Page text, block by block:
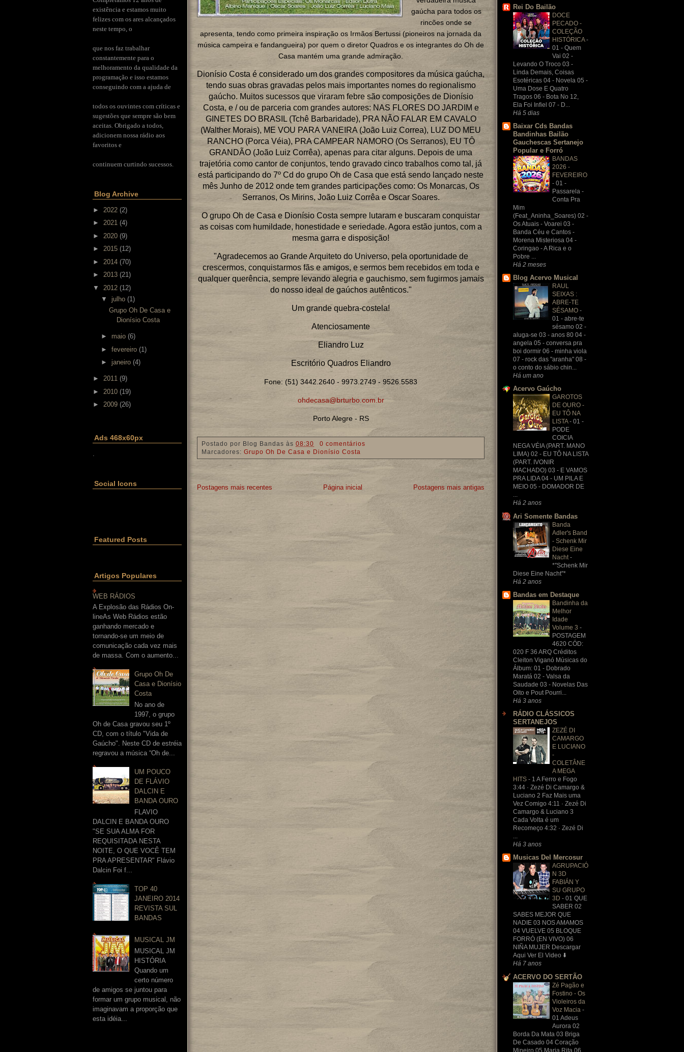
existência e estamos muito
felizes com os ares alcançados
neste tempo, o
que nos faz trabalhar
constantemente para o
melhoramento da qualidade da
programação e isso estamos
conseguindo com a ajuda de
todos os ouvintes com críticas e
sugestões que sempre são bem
aceitas. Obrigado a todos,
adicionem nossa rádio aos
favoritos e
continuem curtindo sucessos.
Blog Archive
► 2022 (2)
► 2021 (4)
► 2020 (9)
► 2015 (12)
► 2014 (70)
► 2013 (21)
▼ 2012 (12)
▼ julho (1)
Grupo Oh De Casa e
Dionísio Costa
► maio (6)
► fevereiro (1)
► janeiro (4)
► 2011 (9)
► 2010 (19)
► 2009 (26)
Ads 468x60px
Social Icons
Featured Posts
Artigos Populares
WEB RÁDIOS
A Explosão das Rádios On-
lineAs Web Rádios estão
ganhando mercado e
tornando-se um meio de
comunicação cada vez mais
de massa. Com o aumento...
Grupo Oh De
Casa e Dionísio
Costa
No ano de
1997, o grupo
Oh de Casa gravou seu 1º
CD, com o título "Vida de
Gaúcho". Neste CD de estréia
regravou a música “Oh de...
UM POUCO
DE FLÁVIO
DALCIN E
BANDA OURO
FLAVIO
DALCIN E BANDA OURO
"SE SUA ALMA FOR
REQUISITADA NESTA
NOITE, O QUE VOCÊ TEM
PRA APRESENTAR" Flávio
Dalcin Foi f...
TOP 40
JANEIRO 2014
REVISTA SUL
BANDAS
MUSICAL JM
MUSICAL JM
HISTÓRIA
Quando um
certo número
de amigos se juntou para
formar um grupo musical, não
imaginavam a proporção que
esta idéia...
gaúcha para todos os
rincões onde se
apresenta, tendo como primeira inspiração os Irmãos Bertussi (pioneiros na jornada da
música campeira e fandangueira) por quem o diretor Quadros e os integrantes do Oh de
Casa mantém uma grande admiração.
Dionísio Costa é considerado um dos grandes compositores da música gaúcha,
tendo suas obras gravadas pelos mais importantes nomes do regionalismo
gaúcho. Muitos sucessos que viraram febre são composições de Dionísio
Costa, e / ou de parceria com grandes autores: NAS FLORES DO JARDIM e
GINETES DO BRASIL (Tchê Barbaridade), PRA NÃO FALAR EM CAVALO
(Walther Morais), ME VOU PARA VANEIRA (João Luiz Correa), LUZ DO MEU
RANCHO (Porca Véia), PRA CAMPEAR NAMORO (Os Serranos), EU TÔ
GRANDÃO (João Luiz Corrêa), apenas para citar alguns. Depois de uma
trajetória como cantor de conjuntos, tendo gravado cinco trabalhos como tal, já
está participando do 7º Cd do grupo Oh de Casa que está sendo lançado neste
mês Junho de 2012 onde tem grandes participações como: Os Monarcas, Os
Serranos, Os Mirins, João Luiz Corrêa e Oscar Soares.
O grupo Oh de Casa e Dionísio Costa sempre lutaram e buscaram conquistar
as coisas com humildade, honestidade e seriedade. Agora estão juntos, com a
mesma garra e disposição!
"Agradecemos ao Grande Arquiteto do Universo, pela oportunidade de
crescermos, conquistarmos fãs e amigos, e sermos bem recebidos em toda e
qualquer querência, sempre levando alegria e gauchismo, sem fugirmos jamais
do nosso ideal de gaúchos autênticos."
Um grande quebra-costela!
Atenciosamente
Eliandro Luz
Escritório Quadros Eliandro
Fone: (51) 3442.2640 - 9973.2749 - 9526.5583
ohdecasa@brturbo.com.br
Porto Alegre - RS
Postado por Blog Bandas às 08:30
0 comentários
Marcadores: Grupo Oh De Casa e Dionísio Costa
Postagens mais recentes Postagens mais antigas
Página inicial
Rei Do Bailão
DOCE
PECADO -
COLEÇÃO
HISTÓRICA-
01 - Quem
Vai 02 -
Levando O Troco 03 -
Linda Demais, Coisas
Esotéricas 04 - Novela 05 -
Uma Dose E Quatro
Tragos 06 - Bota No 12,
Ela Foi Infiel 07 - D...
Há 5 dias
Baixar Cds Bandas
Bandinhas Bailão
Gauchescas Sertanejo
Popular e Forró
BANDAS
2026 -
FEVEREIRO
- 01 -
Passarela -
Conta Pra
Mim
(Feat_Aninha_Soares) 02 -
Os Atuais - Voarei 03 -
Banda Céu e Cantos -
Morena Misteriosa 04 -
Coringao - A Rica e o
Pobre ...
Há 2 meses
Blog Acervo Musical
RAUL
SEIXAS :
ABRE-TE
SÉSAMO -
01 - abre-te
sésamo 02 -
aluga-se 03 - anos 80 04 -
angela 05 - conversa pra
boi dormir 06 - minha viola
07 - rock das "aranha" 08 -
o conto do sábio chin...
Há um ano
Acervo Gaúcho
GAROTOS
DE OURO -
EU TÔ NA
LISTA- 01 -
PODE
COICIA
NEGA VÉIA (PART. MANO
LIMA) 02 - EU TÔ NA LISTA
(PART. IVONIR
MACHADO) 03 - E VAMOS
PRA LIDA 04 - UM PILA E
MEIO 05 - DOMADOR DE
...
Há 2 anos
Ari Somente Bandas
Banda
Adler's Band
- Schenk Mir
Diese Eine
Nacht -
*''Schenk Mir
Diese Eine Nacht''*
Há 2 anos
Bandas em Destaque
Bandinha da
Melhor
Idade
Volume 3 -
POSTAGEM
4620 CÓD:
020 F 36 ARQ Créditos
Cleiton Viganó Músicas do
Álbum: 01 - Dobrado
Maratá 02 - Valsa da
Saudade 03 - Novelas Das
Oito e Pout Pourri...
Há 3 anos
RÁDIO CLÁSSICOS
SERTANEJOS
ZEZÉ DI
CAMARGO
E LUCIANO
-
COLETÂNE
A MEGA
HITS - 1 A Ferro e Fogo
3:44 · Zezé Di Camargo &
Luciano 2 Faz Mais uma
Vez Comigo 4:11 · Zezé Di
Camargo & Luciano 3
Cada Volta é um
Recomeço 4:32 · Zezé Di
...
Há 3 anos
Musicas Del Mercosur
AGRUPACIÓ
N 3D
FABIÁN Y
SU GRUPO
3D - 01 QUE
SABER 02
SABES MEJOR QUE
NADIE 03 NOS AMAMOS
04 VUELVE 05 BLOQUE
FORRÓ (EN VIVO) 06
NIÑA MUJER Descargar
Aqui Ver El Video ⬇️
Há 7 anos
ACERVO DO SERTÃO
Zé Pagão e
Fostino - Os
Violeiros da
Voz Macia -
01 Adeus
Aurora 02
Borda Da Mata 03 Briga
De Casado 04 Coração
Mineiro 05 Maria Rita 06